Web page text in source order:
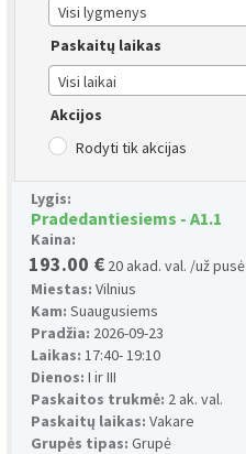
Visi lygmenys
Paskaitų laikas
Visi laikai
Akcijos
Rodyti tik akcijas
Lygis:
Pradedantiesiems - A1.1
Kaina:
193.00 € 20 akad. val. /už pusė
Miestas: Vilnius
Kam: Suaugusiems
Pradžia: 2026-09-23
Laikas: 17:40- 19:10
Dienos: I ir III
Paskaitos trukmė: 2 ak. val.
Paskaitų laikas: Vakare
Grupės tipas: Grupė